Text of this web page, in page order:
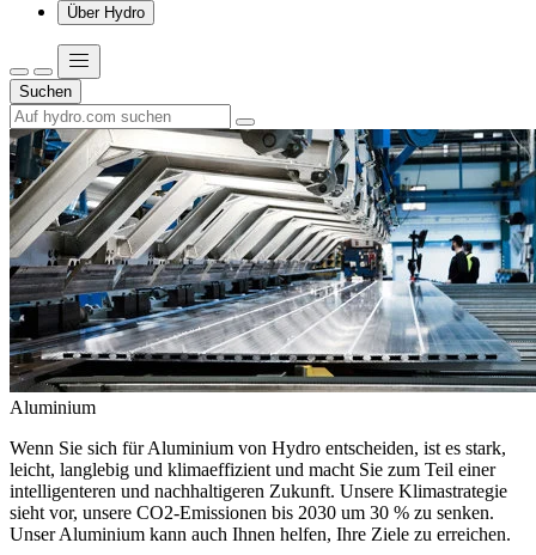
Über Hydro
Suchen
Aluminium
Wenn Sie sich für Aluminium von Hydro entscheiden, ist es stark,
leicht, langlebig und klimaeffizient und macht Sie zum Teil einer
intelligenteren und nachhaltigeren Zukunft. Unsere Klimastrategie
sieht vor, unsere CO2-Emissionen bis 2030 um 30 % zu senken.
Unser Aluminium kann auch Ihnen helfen, Ihre Ziele zu erreichen.